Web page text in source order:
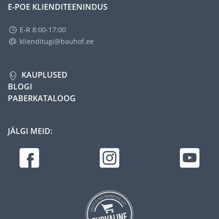
E-POE KLIENDITEENINDUS
E-R 8:00-17:00
klienditugi@bauhof.ee
KAUPLUSED
BLOGI
PABERKATALOOG
JÄLGI MEID: